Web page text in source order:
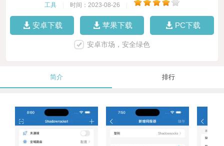
工具 时间：2023-08-26
安卓下载 苹果下载 PC下载
安卓市场，安全绿色
简介 排行